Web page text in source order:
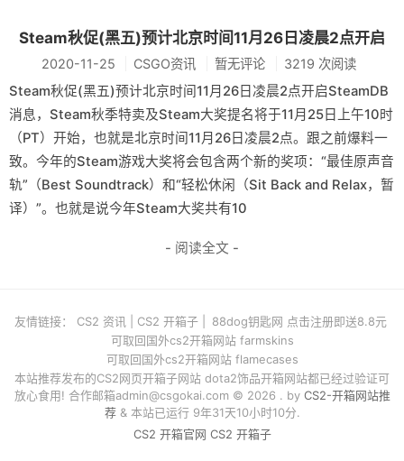
Steam秋促(黑五)预计北京时间11月26日凌晨2点开启
2020-11-25 CSGO资讯 暂无评论 3219 次阅读
Steam秋促(黑五)预计北京时间11月26日凌晨2点开启SteamDB
消息，Steam秋季特卖及Steam大奖提名将于11月25日上午10时
（PT）开始，也就是北京时间11月26日凌晨2点。跟之前爆料一
致。今年的Steam游戏大奖将会包含两个新的奖项：“最佳原声音
轨”（Best Soundtrack）和“轻松休闲（Sit Back and Relax，暂
译）”。也就是说今年Steam大奖共有10
- 阅读全文 -
友情链接： CS2 资讯 CS2 开箱子
88dog钥匙网 点击注册即送8.8元
可取回国外cs2开箱网站 farmskins
可取回国外cs2开箱网站 flamecases
本站推荐发布的CS2网页开箱子网站 dota2饰品开箱网站都已经过验证可
放心食用! 合作邮箱admin@csgokai.com© 2026 . by CS2-开箱网站推
荐& 本站已运行 9年31天10小时10分.
CS2 开箱官网 CS2 开箱子